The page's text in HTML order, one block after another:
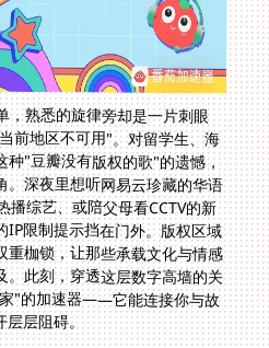
，熟悉的旋律旁却是一片刺眼
地区不可用"。对留学生、海
"豆瓣没有版权的歌"的遗憾，
深夜里想听网易云珍藏的华语
综艺、或陪父母看CCTV的新
限制提示挡在门外。版权区域
枷锁，让那些承载文化与情感
此刻，穿透这层数字高墙的关
"的加速器——它能连接你与故
层层阻碍。